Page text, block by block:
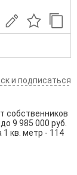
и подписаться
собственников
9 985 000 руб.
1 кв. метр - 114